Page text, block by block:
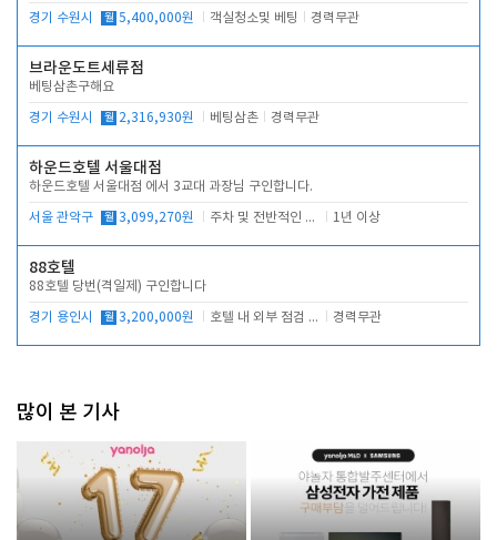
경기 수원시 월 5,400,000원 객실청소및 베팅 경력무관
브라운도트세류점
베팅삼촌구해요
경기 수원시 월 2,316,930원 베팅삼촌 경력무관
하운드호텔 서울대점
하운드호텔 서울대점 에서 3교대 과장님 구인합니다.
서울 관악구 월 3,099,270원 주차 및 전반적인 당번업무 1년 이상
88호텔
88호텔 당번(격일제) 구인합니다
경기 용인시 월 3,200,000원 호텔 내 외부 점검 및 프런트 운영 경력무관
많이 본 기사